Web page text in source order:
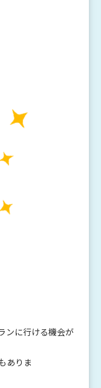
ンに行ける機会が
ありま